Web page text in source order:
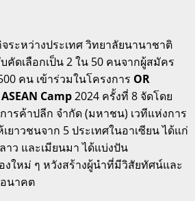
ระหว่างประเทศ วิทยาลัยนานาชาติ
คัดเลือกเป็น 2 ใน 50 คนจากผู้สมัคร
คน เข้าร่วมในโครงการ OR
Camp2024 ครั้งที่ 8 จัดโดย
รค้าปลีก จำกัด (มหาชน) เวทีแห่งการ
เยาวชนจาก 5 ประเทศในอาเซียน ได้แก่
ว และเมียนมา ได้แบ่งปัน
ใหม่ ๆ หวังสร้างผู้นำที่มีวิสัยทัศน์และ
นาคต